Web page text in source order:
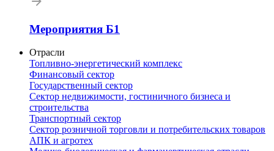
Мероприятия Б1
Отрасли
Топливно-энергетический комплекс
Финансовый сектор
Государственный сектор
Сектор недвижимости, гостиничного бизнеса и
строительства
Транспортный сектор
Сектор розничной торговли и потребительских товаров
АПК и агротех